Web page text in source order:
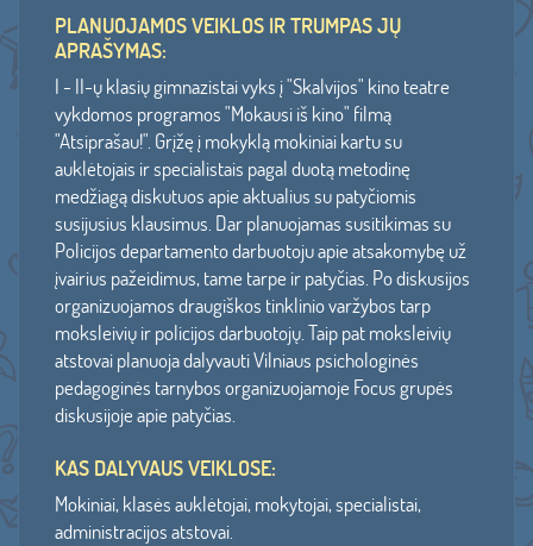
PLANUOJAMOS VEIKLOS IR TRUMPAS JŲ
APRAŠYMAS:
I - II-ų klasių gimnazistai vyks į "Skalvijos" kino teatre
vykdomos programos "Mokausi iš kino" filmą
"Atsiprašau!". Grįžę į mokyklą mokiniai kartu su
auklėtojais ir specialistais pagal duotą metodinę
medžiagą diskutuos apie aktualius su patyčiomis
susijusius klausimus. Dar planuojamas susitikimas su
Policijos departamento darbuotoju apie atsakomybę už
įvairius pažeidimus, tame tarpe ir patyčias. Po diskusijos
organizuojamos draugiškos tinklinio varžybos tarp
moksleivių ir policijos darbuotojų. Taip pat moksleivių
atstovai planuoja dalyvauti Vilniaus psichologinės
pedagoginės tarnybos organizuojamoje Focus grupės
diskusijoje apie patyčias.
KAS DALYVAUS VEIKLOSE:
Mokiniai, klasės auklėtojai, mokytojai, specialistai,
administracijos atstovai.